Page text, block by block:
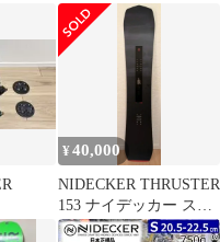
ード
落ち
マチック ( L )
¥40,000
NIDECKER THRUSTER
153 ナイデッカー スラ
スター